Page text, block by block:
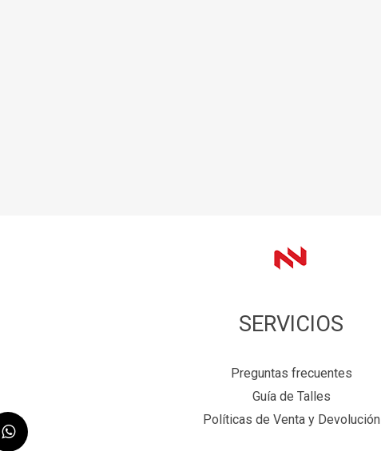
SERVICIOS
Preguntas frecuentes
Guía de Talles
Políticas de Venta y Devolución